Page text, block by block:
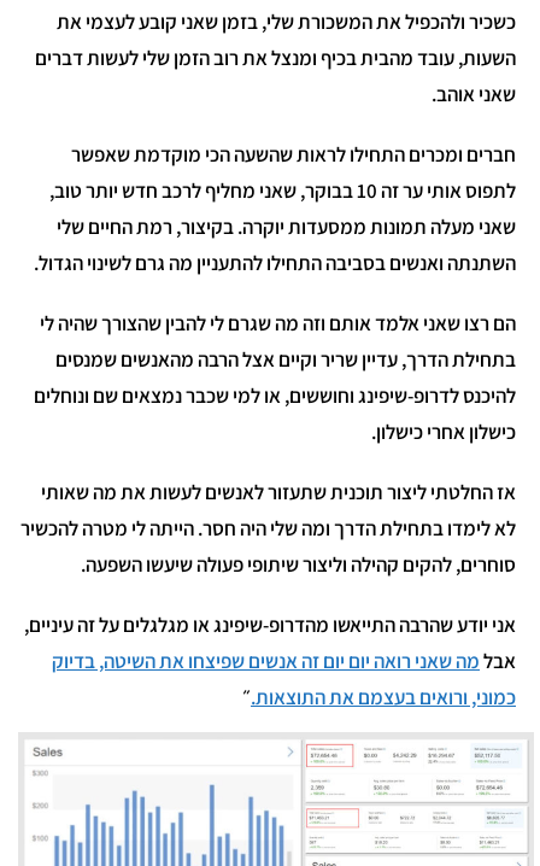
כשכיר ולהכפיל את המשכורת שלי, בזמן שאני קובע לעצמי את
השעות, עובד מהבית בכיף ומנצל את רוב הזמן שלי לעשות דברים
שאני אוהב.
חברים ומכרים התחילו לראות שהשעה הכי מוקדמת שאפשר
לתפוס אותי ער זה 10 בבוקר, שאני מחליף לרכב חדש יותר טוב,
שאני מעלה תמונות ממסעדות יוקרה. בקיצור, רמת החיים שלי
השתנתה ואנשים בסביבה התחילו להתעניין מה גרם לשינוי הגדול.
הם רצו שאני אלמד אותם וזה מה שגרם לי להבין שהצורך שהיה לי
בתחילת הדרך, עדיין שריר וקיים אצל הרבה מהאנשים שמנסים
להיכנס לדרופ-שיפינג וחוששים, או למי שכבר נמצאים שם ונוחלים
כישלון אחרי כישלון.
אז החלטתי ליצור תוכנית שתעזור לאנשים לעשות את מה שאותי
לא לימדו בתחילת הדרך ומה שלי היה חסר. הייתה לי מטרה להכשיר
סוחרים, להקים קהילה וליצור שיתופי פעולה שיעשו השפעה.
אני יודע שהרבה התייאשו מהדרופ-שיפינג או מגלגלים על זה עיניים,
אבלמה שאני רואה יום יום זה אנשים שפיצחו את השיטה, בדיוק
כמוני, ורואים בעצמם את התוצאות.״